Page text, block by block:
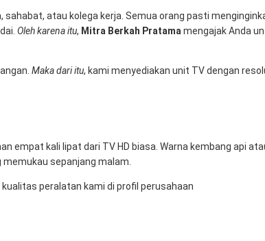
atau kolega kerja. Semua orang pasti
Oleh karena itu, Mitra Berkah Pratama mengajak Anda
Maka dari itu, kami menyediakan unit TV dengan
empat kali lipat dari TV HD biasa. Warna kembang api
sepanjang malam.
peralatan kami di profil perusahaan